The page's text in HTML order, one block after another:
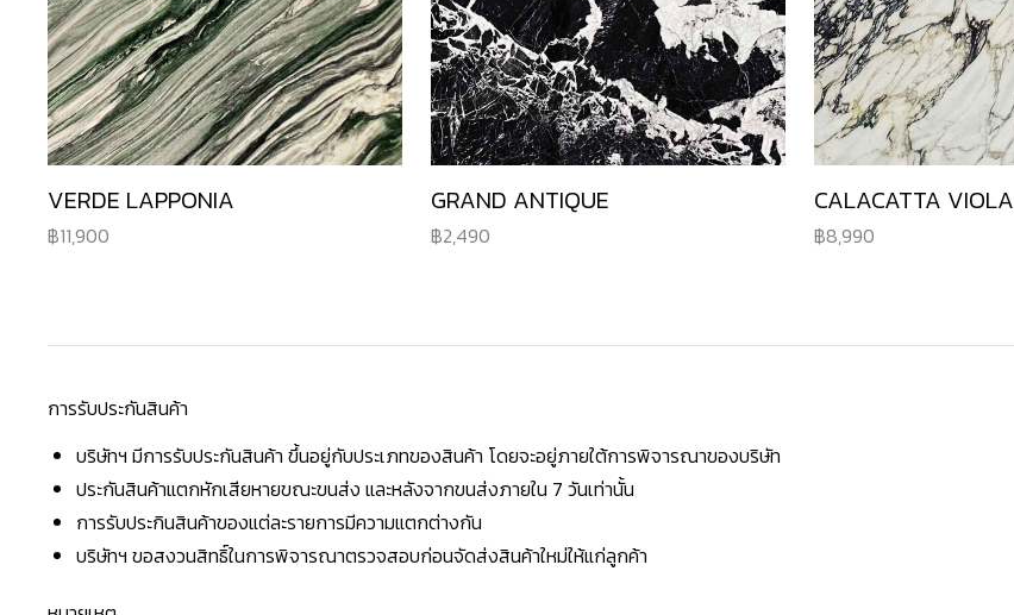
VERDE LAPPONIA
11,900
GRAND ANTIQUE
2,490
CALACATTA VIOLA
8,990
การรับประกันสินค้า
บริษัทฯ มีการรับประกันสินค้า ขึ้นอยู่กับประเภทของสินค้า โดยจะอยู่ภายใต้การพิจารณาของบริษัท
ประกันสินค้าแตกหักเสียหายขณะขนส่ง และหลังจากขนส่งภายใน 7 วันเท่านั้น
การรับประกินสินค้าของแต่ละรายการมีความแตกต่างกัน
บริษัทฯ ขอสงวนสิทธิ์ในการพิจารณาตรวจสอบก่อนจัดส่งสินค้าใหม่ให้แก่ลูกค้า